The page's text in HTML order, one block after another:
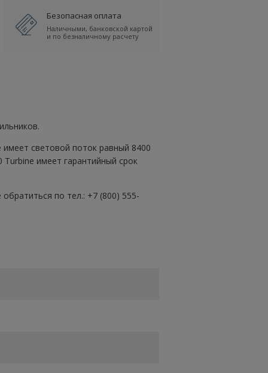
Безопасная оплата
Наличными, банковской картой
и по безналичному расчету
световой поток равный 8400
имеет гарантийный срок
по тел.: +7 (800) 555-